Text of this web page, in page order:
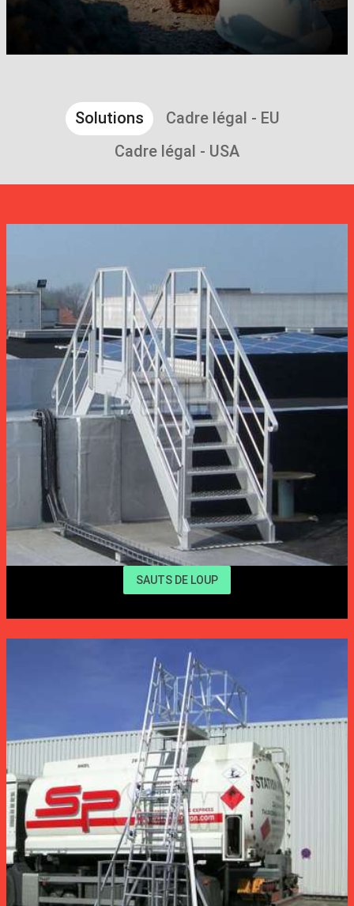
Solutions
Cadre légal - EU
Cadre légal - USA
SAUTS DE LOUP